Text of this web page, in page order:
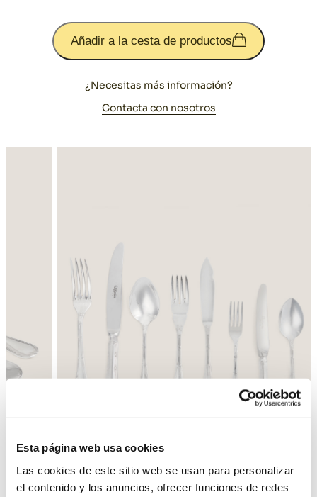
Esta página web usa cookies
Las cookies de este sitio web se usan para personalizar
el contenido y los anuncios, ofrecer funciones de redes
Añadir a la cesta de productos
¿Necesitas más información?
Contacta con nosotros
Atrás Siguiente